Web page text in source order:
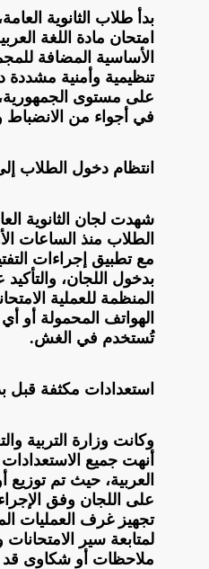
بدأ طلاب الثانوية
امتحان مادة اللغة
الأساسية المضافة
تنظيمية وأمنية مشددة
على مستوى
في أجواء من الانضباط
انتظام دخول الطلاب
شهدت لجان الثانوية
الطلاب منذ الساعات
مع تطبيق إجراءات
بدخول اللجان، والتأكيد
المنظمة للعملية
الهواتف المحمولة أو
تُستخدم في الغش.
استعدادات مكثفة قبل
وكانت وزارة التربية
أنهت جميع
العربية، حيث تم توزيع
على اللجان وفق
تجهيز غرف العمليات
لمتابعة سير
ملاحظات أو شكاوى قد